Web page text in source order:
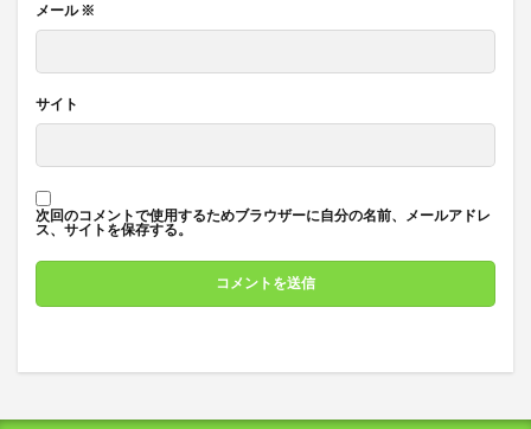
メール※
サイト
次回のコメントで使用するためブラウザーに自分の名前、メールアドレ
ス、サイトを保存する。